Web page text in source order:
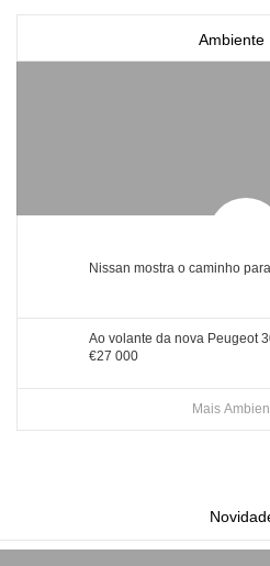
Ambiente
Nissan mostra o caminho
Ao volante da nova Peugeot
€27 000
Mais